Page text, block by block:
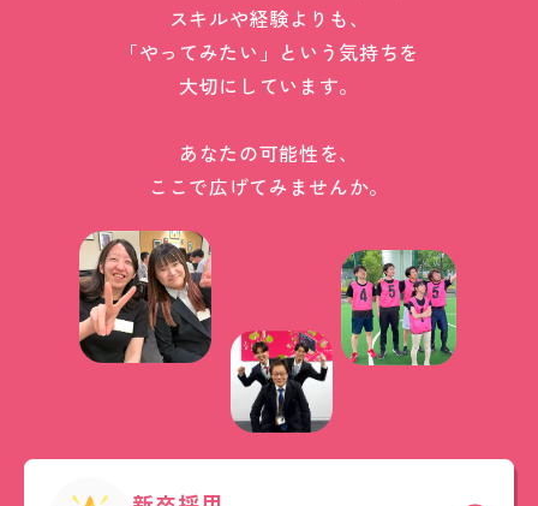
スキルや経験よりも、
「やってみたい」という気持ちを
大切にしています。
あなたの可能性を、
ここで広げてみませんか。